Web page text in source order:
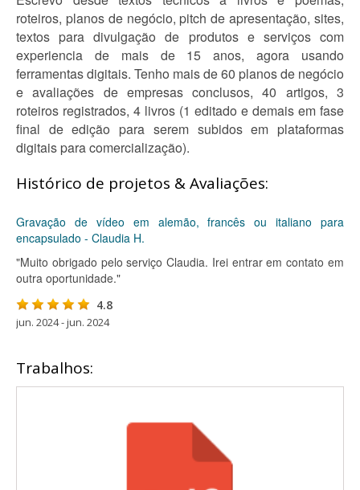
roteiros, planos de negócio, pitch de apresentação, sites,
textos para divulgação de produtos e serviços com
experiencia de mais de 15 anos, agora usando
ferramentas digitais. Tenho mais de 60 planos de negócio
e avaliações de empresas conclusos, 40 artigos, 3
roteiros registrados, 4 livros (1 editado e demais em fase
final de edição para serem subidos em plataformas
digitais para comercialização).
Histórico de projetos & Avaliações:
Gravação de vídeo em alemão, francês ou italiano para
encapsulado - Claudia H.
"Muito obrigado pelo serviço Claudia. Irei entrar em contato em
outra oportunidade."
4.8
jun. 2024 - jun. 2024
Trabalhos: